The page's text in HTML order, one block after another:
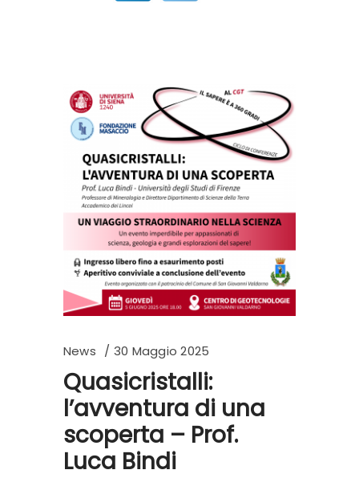
News 30 Maggio 2025
Quasicristalli:
l’avventura di una
scoperta – Prof.
Luca Bindi